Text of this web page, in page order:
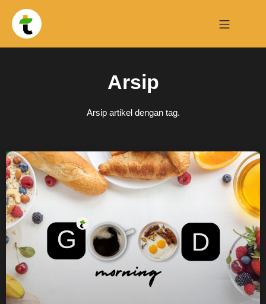
Arsip
Arsip artikel dengan tag.